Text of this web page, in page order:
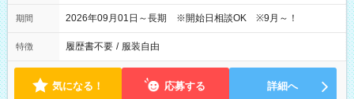
期間 2026年09月01日～長期 ※開始日相談OK ※9月～！
特徴 履歴書不要 / 服装自由
気になる！ 応募する 詳細へ